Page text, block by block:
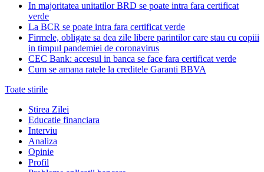
In majoritatea unitatilor BRD se poate intra fara certificat
verde
La BCR se poate intra fara certificat verde
Firmele, obligate sa dea zile libere parintilor care stau cu copiii
in timpul pandemiei de coronavirus
CEC Bank: accesul in banca se face fara certificat verde
Cum se amana ratele la creditele Garanti BBVA
Toate stirile
Stirea Zilei
Educatie financiara
Interviu
Analiza
Opinie
Profil